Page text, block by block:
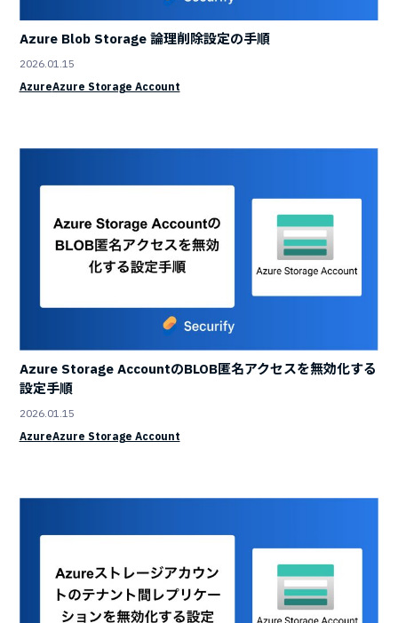
Azure Blob Storage 論理削除設定の手順
2026.01.15
AzureAzure Storage Account
Azure Storage AccountのBLOB匿名アクセスを無効化する
設定手順
2026.01.15
AzureAzure Storage Account